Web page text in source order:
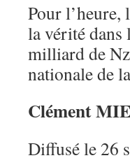
Pour l’heure,
la vérité dans
milliard de
nationale de
Clément
Diffusé le 26